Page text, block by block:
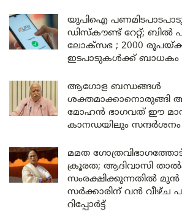
യുപിഐ
ഡിസ്കൗണ്ട് റേറ്റ്; ബിൽ
ലോക്സഭ ; 2000
ഇടപാടുകൾക്ക് ബാധകം
ആഗോള ബന്ധങ്ങൾ
മോഹൻ ഭാഗവത് ഈ
കാനഡയിലും
മമത
ക്രൂരത; ആദിവാസി
സംരക്ഷിക്കുന്നതിൽ
സർക്കാരിന് വൻ വീഴ്ച
റിപ്പോർട്ട്